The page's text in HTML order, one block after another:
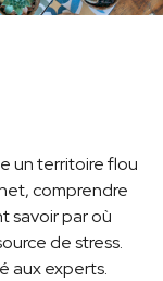
un territoire flou
comprendre
savoir par où
de stress.
aux experts.